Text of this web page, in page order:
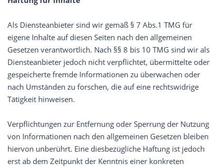
Als Diensteanbieter sind wir gemäß § 7 Abs.1 TMG für
eigene Inhalte auf diesen Seiten nach den allgemeinen
Gesetzen verantwortlich. Nach §§ 8 bis 10 TMG sind wir als
Diensteanbieter jedoch nicht verpflichtet, übermittelte oder
gespeicherte fremde Informationen zu überwachen oder
nach Umständen zu forschen, die auf eine rechtswidrige
Tätigkeit hinweisen.
Verpflichtungen zur Entfernung oder Sperrung der Nutzung
von Informationen nach den allgemeinen Gesetzen bleiben
hiervon unberührt. Eine diesbezügliche Haftung ist jedoch
erst ab dem Zeitpunkt der Kenntnis einer konkreten